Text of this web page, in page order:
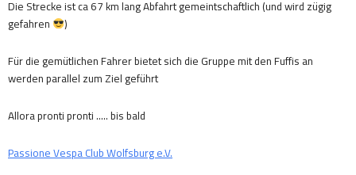
Die Strecke ist ca 67 km lang Abfahrt gemeintschaftlich (und wird zügig
gefahren
)
Für die gemütlichen Fahrer bietet sich die Gruppe mit den Fuffis an
werden parallel zum Ziel geführt
Allora pronti pronti ….. bis bald
Passione Vespa Club Wolfsburg e.V.